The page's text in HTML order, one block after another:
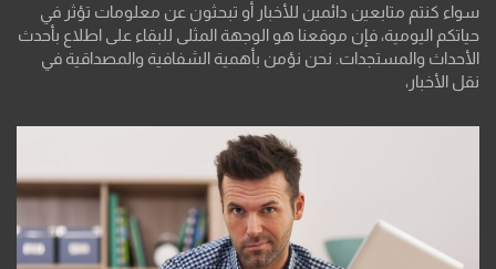
سواء كنتم متابعين دائمين للأخبار أو تبحثون عن معلومات تؤثر في
حياتكم اليومية، فإن موقعنا هو الوجهة المثلى للبقاء على اطلاع بأحدث
الأحداث والمستجدات. نحن نؤمن بأهمية الشفافية والمصداقية في
نقل الأخبار،